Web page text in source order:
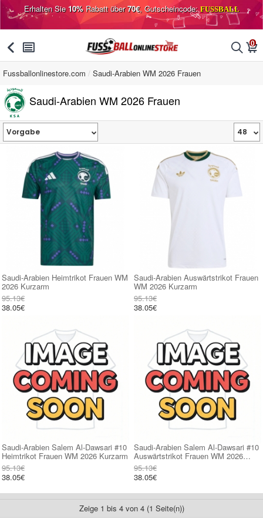
Erhalten Sie10%Rabatt über70€, Gutscheincode:FUSSBALL
󰅯 󰂩 󰂨 0
󰃦
Fussballonlinestore.com Saudi-Arabien WM 2026 Frauen
Saudi-Arabien WM 2026 Frauen
Saudi-Arabien Heimtrikot Frauen WM
2026 Kurzarm
95.13€
38.05€
Saudi-Arabien Auswärtstrikot Frauen
WM 2026 Kurzarm
95.13€
38.05€
Saudi-Arabien Salem Al-Dawsari #10
Heimtrikot Frauen WM 2026 Kurzarm
95.13€
38.05€
Saudi-Arabien Salem Al-Dawsari #10
Auswärtstrikot Frauen WM 2026
Kurzarm
95.13€
38.05€
Zeige 1 bis 4 von 4 (1 Seite(n))